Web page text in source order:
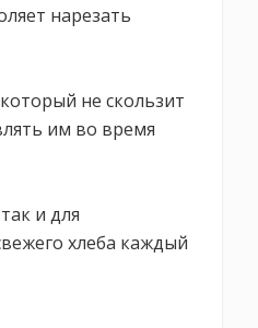
нарезать
не скользит
им во время
и для
хлеба каждый